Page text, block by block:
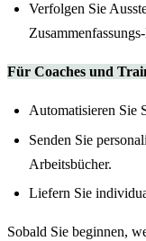
Verfolgen Sie
Für Coaches und
Automatisieren Sie
Senden Sie
Arbeitsbücher.
Liefern Sie
Sobald Sie beginnen,